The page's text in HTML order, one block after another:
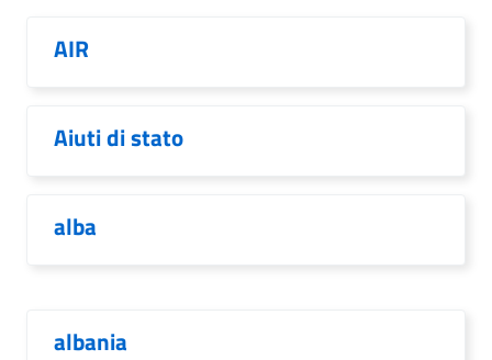
AIR
Aiuti di stato
alba
albania